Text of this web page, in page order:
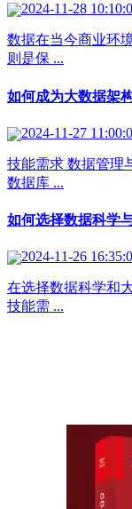
2024-11-28
数据在当今商业环
则是保 ...
如何成为大数据架
2024-11-27
技能需求 数据管理
数据库 ...
如何选择数据科学
2024-11-26
在选择数据科学和
技能需 ...